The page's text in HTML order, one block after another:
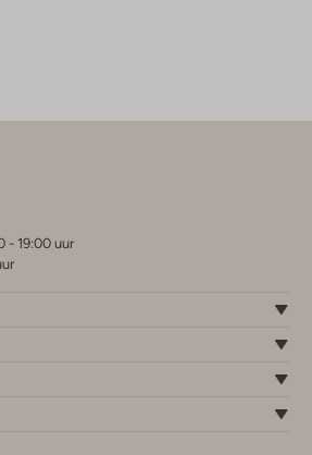
- 19:00 uur